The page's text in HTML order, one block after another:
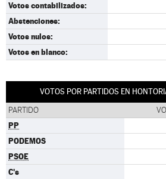
Votos contabilizados:
Abstenciones:
Votos nulos:
Votos en blanco:
VOTOS POR PARTIDOS EN
PARTIDO
PP
PODEMOS
PSOE
C's